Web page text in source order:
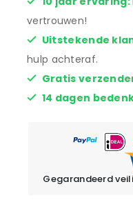
vertrouwen!
Uitstekende
hulp achteraf.
Gratis
14 dagen
Gegarandeerd